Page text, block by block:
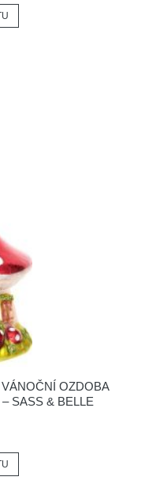
OZDOBA
SASS & BELLE